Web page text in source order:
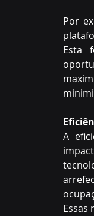
Por
Esta
A
Essas